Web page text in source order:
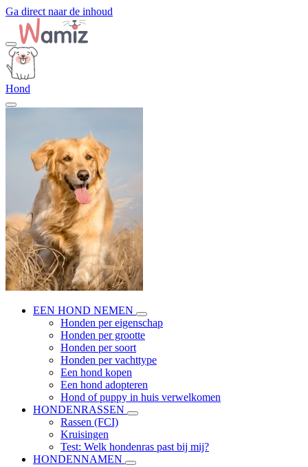
Ga direct naar de inhoud
Hond
EEN HOND NEMEN
Honden per eigenschap
Honden per grootte
Honden per soort
Honden per vachttype
Een hond kopen
Een hond adopteren
Hond of puppy in huis verwelkomen
HONDENRASSEN
Rassen (FCI)
Kruisingen
Test: Welk hondenras past bij mij?
HONDENNAMEN